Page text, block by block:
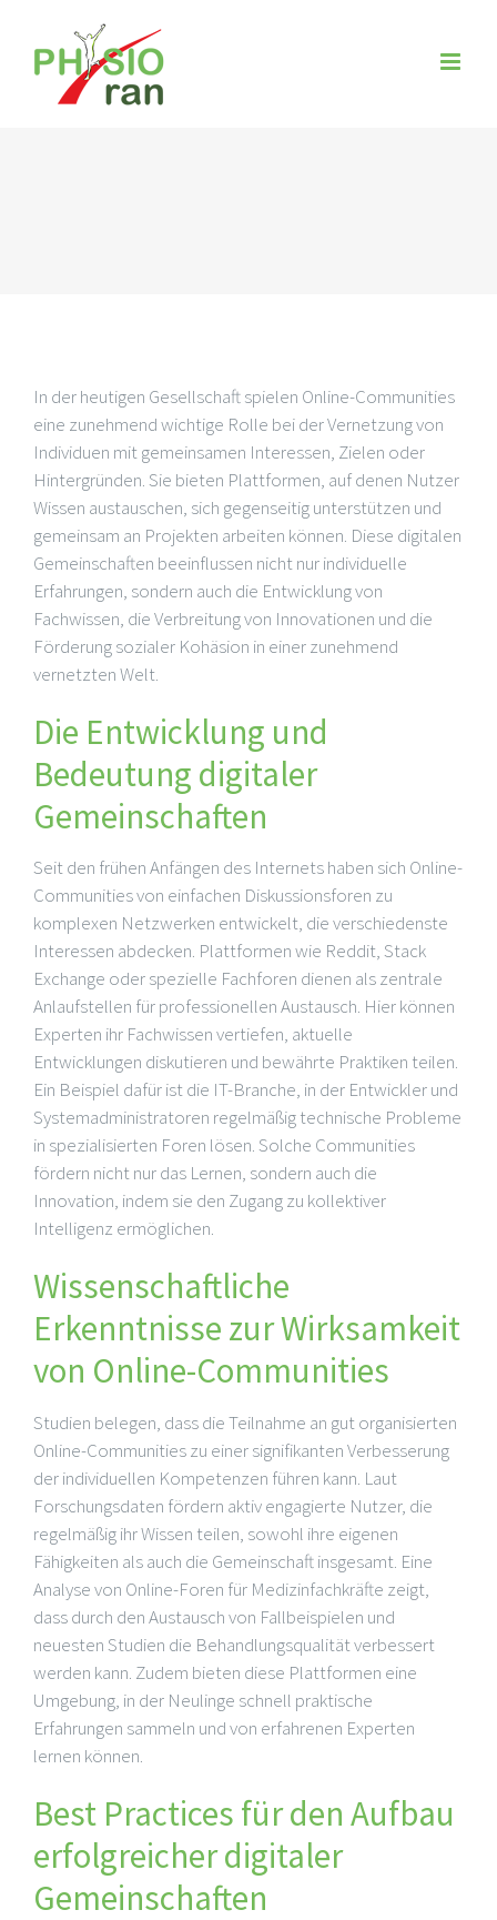
springen
In der heutigen Gesellschaft spielen Online-Communities
eine zunehmend wichtige Rolle bei der Vernetzung von
Individuen mit gemeinsamen Interessen, Zielen oder
Hintergründen. Sie bieten Plattformen, auf denen Nutzer
Wissen austauschen, sich gegenseitig unterstützen und
gemeinsam an Projekten arbeiten können. Diese digitalen
Gemeinschaften beeinflussen nicht nur individuelle
Erfahrungen, sondern auch die Entwicklung von
Fachwissen, die Verbreitung von Innovationen und die
Förderung sozialer Kohäsion in einer zunehmend
vernetzten Welt.
Die Entwicklung und
Bedeutung digitaler
Gemeinschaften
Seit den frühen Anfängen des Internets haben sich Online-
Communities von einfachen Diskussionsforen zu
komplexen Netzwerken entwickelt, die verschiedenste
Interessen abdecken. Plattformen wie Reddit, Stack
Exchange oder spezielle Fachforen dienen als zentrale
Anlaufstellen für professionellen Austausch. Hier können
Experten ihr Fachwissen vertiefen, aktuelle
Entwicklungen diskutieren und bewährte Praktiken teilen.
Ein Beispiel dafür ist die IT-Branche, in der Entwickler und
Systemadministratoren regelmäßig technische Probleme
in spezialisierten Foren lösen. Solche Communities
fördern nicht nur das Lernen, sondern auch die
Innovation, indem sie den Zugang zu kollektiver
Intelligenz ermöglichen.
Wissenschaftliche
Erkenntnisse zur Wirksamkeit
von Online-Communities
Studien belegen, dass die Teilnahme an gut organisierten
Online-Communities zu einer signifikanten Verbesserung
der individuellen Kompetenzen führen kann. Laut
Forschungsdaten fördern aktiv engagierte Nutzer, die
regelmäßig ihr Wissen teilen, sowohl ihre eigenen
Fähigkeiten als auch die Gemeinschaft insgesamt. Eine
Analyse von Online-Foren für Medizinfachkräfte zeigt,
dass durch den Austausch von Fallbeispielen und
neuesten Studien die Behandlungsqualität verbessert
werden kann. Zudem bieten diese Plattformen eine
Umgebung, in der Neulinge schnell praktische
Erfahrungen sammeln und von erfahrenen Experten
lernen können.
Best Practices für den Aufbau
erfolgreicher digitaler
Gemeinschaften